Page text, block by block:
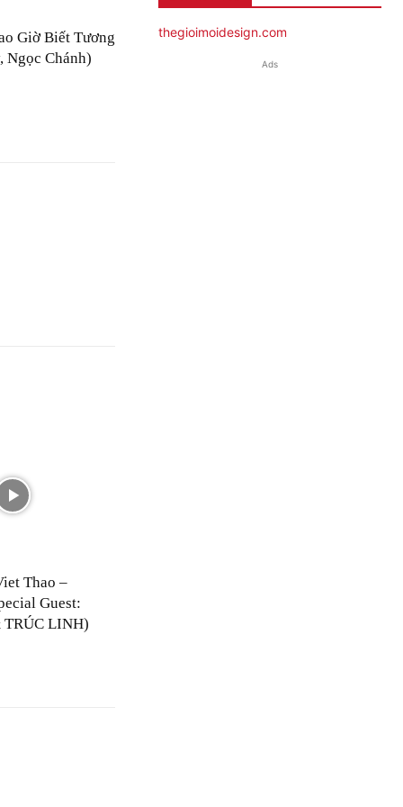
Giờ Biết Tương
Ngọc Chánh)
Thao –
Guest:
LINH)
thegioimoidesign.com
Ads